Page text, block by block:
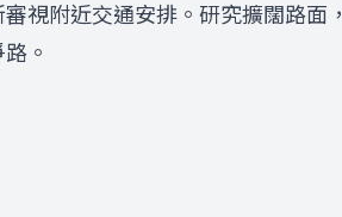
視附近交通安排。研究擴闊路面，
。